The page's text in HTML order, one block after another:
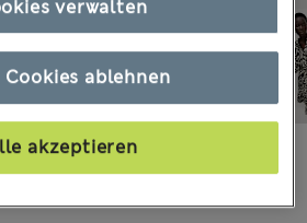
Steuern und Abgaben
ablehnen
akzeptieren
verwalten